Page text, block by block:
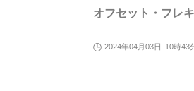
オフセット・フレ
2024年04月03日 10時43